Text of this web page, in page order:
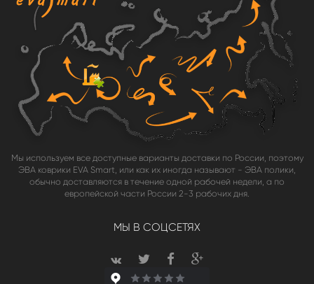
Мы используем все доступные варианты доставки по России, поэтому
ЭВА коврики EVA Smart, или как их иногда называют - ЭВА полики,
обычно доставляются в течение одной рабочей недели, а по
европейской части России 2-3 рабочих дня.
МЫ В СОЦСЕТЯХ